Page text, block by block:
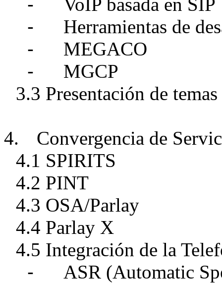
-
Herramientas de
-
MEGACO
-
MGCP
3.3 Presentación de
4.
Convergencia de
4.1 SPIRITS
4.2 PINT
4.3 OSA/Parlay
4.4 Parlay X
4.5 Integración de la
-
ASR (Automatic